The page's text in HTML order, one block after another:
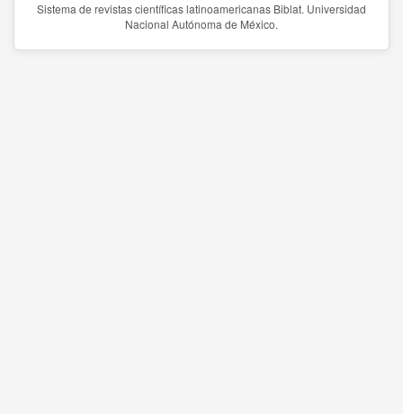
Sistema de revistas científicas latinoamericanas Biblat. Universidad
Nacional Autónoma de México.